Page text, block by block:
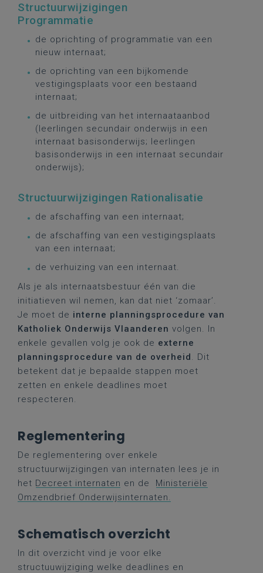
Structuurwijzigingen
Programmatie
de oprichting of programmatie van een
nieuw internaat;
de oprichting van een bijkomende
vestigingsplaats voor een bestaand
internaat;
de uitbreiding van het internaataanbod
(leerlingen secundair onderwijs in een
internaat basisonderwijs; leerlingen
basisonderwijs in een internaat secundair
onderwijs);
Structuurwijzigingen Rationalisatie
de afschaffing van een internaat;
de afschaffing van een vestigingsplaats
van een internaat;
de verhuizing van een internaat.
Als je als internaatsbestuur één van die
initiatieven wil nemen, kan dat niet ‘zomaar’.
Je moet de interne planningsprocedure van
Katholiek Onderwijs Vlaanderen volgen. In
enkele gevallen volg je ook de externe
planningsprocedure van de overheid. Dit
betekent dat je bepaalde stappen moet
zetten en enkele deadlines moet
respecteren.
Reglementering
De reglementering over enkele
structuurwijzigingen van internaten lees je in
het Decreet internaten en de Ministeriële
Omzendbrief Onderwijsinternaten.
Schematisch overzicht
In dit overzicht vind je voor elke
structuuwijziging welke deadlines en